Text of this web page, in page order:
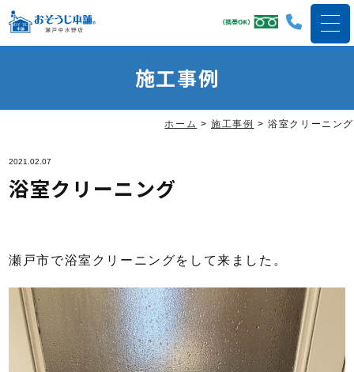
施工事例
ホーム > 施工事例 >浴室クリーニング
2021.02.07
浴室クリーニング
瀬戸市で浴室クリーニングをして来ました。